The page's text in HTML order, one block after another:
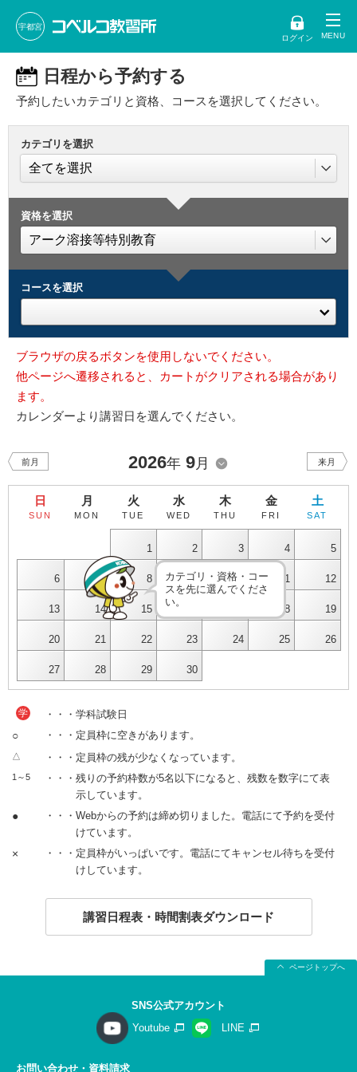
宇都宮
ログイン
日程から予約する
予約したいカテゴリと資格、コースを選択してください。
カテゴリを選択
資格を選択
コースを選択
ブラウザの戻るボタンを使用しないでください。
他ページへ遷移されると、カートがクリアされる場合があり
ます。
カレンダーより講習日を選んでください。
前月 2026年 9月 来月
日
SUN
月
MON
火
TUE
水
WED
木
THU
金
FRI
土
SAT
1 2 3 4 5
6 7 8 9 10 11 12
13 14 15 18 19
20 21 22 23 24 25 26
27 28 29 30
カテゴリ・資格・コー
スを先に選んでくださ
い。
学 ・・・学科試験日
○ ・・・定員枠に空きがあります。
△ ・・・定員枠の残が少なくなっています。
1～5
・・・残りの予約枠数が5名以下になると、残数を数字にて表
示しています。
●
・・・Webからの予約は締め切りました。電話にて予約を受付
けています。
×
・・・定員枠がいっぱいです。電話にてキャンセル待ちを受付
けしています。
講習日程表・時間割表ダウンロード
ページトップへ
SNS公式アカウント
Youtube
LINE
お問い合わせ・資料請求